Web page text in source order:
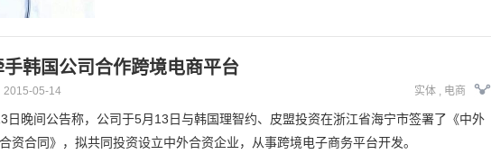
韩国公司合作跨境电商平台
2015-05-14 实体 , 电商
日晚间公告称，公司于5月13日与韩国理智约、皮盟投资在浙江省海宁市签署了《中外
资合同》，拟共同投资设立中外合资企业，从事跨境电子商务平台开发。